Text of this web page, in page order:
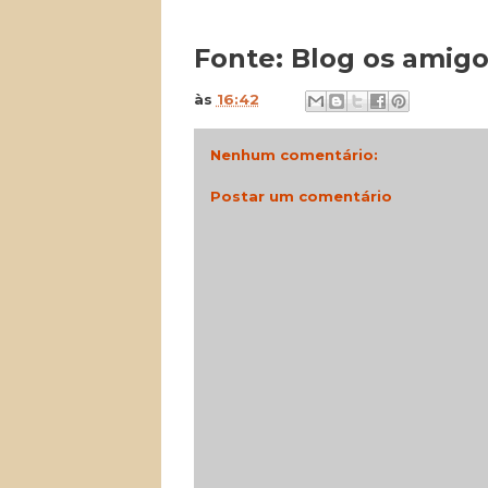
Fonte: Blog os
às 16:42
Nenhum comentário:
Postar um comentário